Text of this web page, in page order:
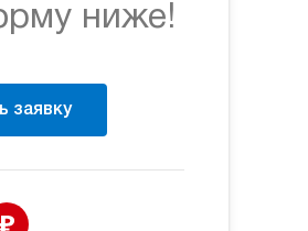
162 500 руб
ниже!
заявку